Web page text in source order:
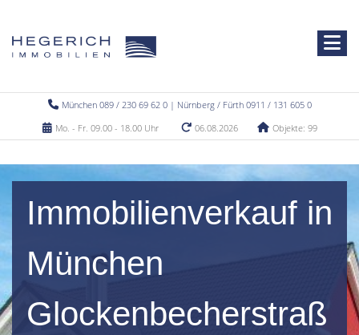
München 089 / 230 69 62 0 | Nürnberg / Fürth 0911 / 131 605 0
Mo. - Fr. 09.00 - 18.00 Uhr
06.08.2026 Objekte: 99
Immobilienverkauf in
München
Glockenbecherstraß